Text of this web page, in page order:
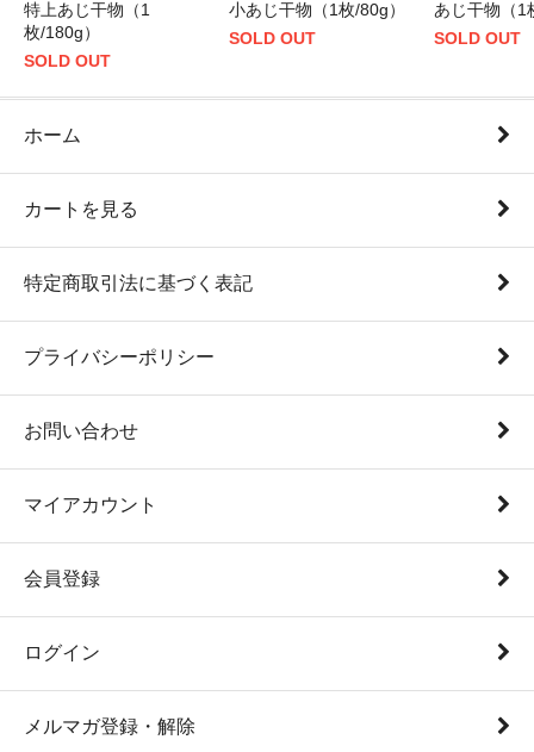
特上あじ干物（1
枚/180g）
SOLD OUT
小あじ干物（1枚/80g）
SOLD OUT
あじ干物（1
SOLD OUT
ホーム
カートを見る
特定商取引法に基づく表記
プライバシーポリシー
お問い合わせ
マイアカウント
会員登録
ログイン
メルマガ登録・解除